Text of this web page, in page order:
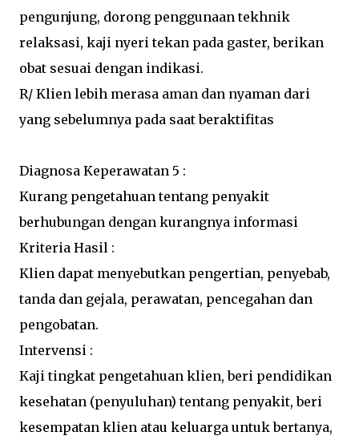
pengunjung, dorong penggunaan tekhnik
relaksasi, kaji nyeri tekan pada gaster, berikan
obat sesuai dengan indikasi.
R/ Klien lebih merasa aman dan nyaman dari
yang sebelumnya pada saat beraktifitas
Diagnosa Keperawatan 5 :
Kurang pengetahuan tentang penyakit
berhubungan dengan kurangnya informasi
Kriteria Hasil :
Klien dapat menyebutkan pengertian, penyebab,
tanda dan gejala, perawatan, pencegahan dan
pengobatan.
Intervensi :
Kaji tingkat pengetahuan klien, beri pendidikan
kesehatan (penyuluhan) tentang penyakit, beri
kesempatan klien atau keluarga untuk bertanya,